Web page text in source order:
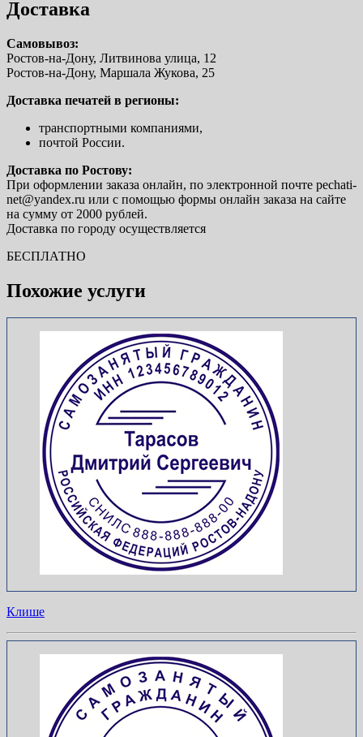
Доставка
Самовывоз:
Ростов-на-Дону, Литвинова улица, 12
Ростов-на-Дону, Маршала Жукова, 25
Доставка печатей в регионы:
транспортными компаниями,
почтой России.
Доставка по Ростову:
При оформлении заказа онлайн, по электронной почте pechati-
net@yandex.ru или с помощью формы онлайн заказа на сайте
на сумму от 2000 рублей.
Доставка по городу осуществляется
БЕСПЛАТНО
Похожие услуги
Клише